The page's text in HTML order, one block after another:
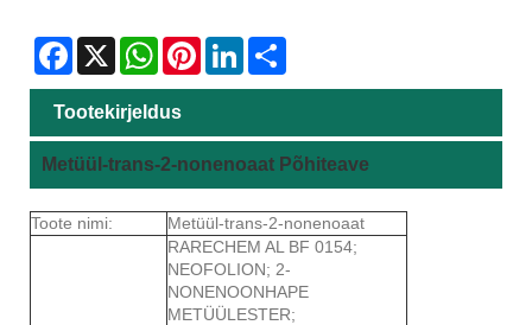
Facebook
X WhatsAppPinterestLinkedIn
Tootekirjeldus
Metüül-trans-2-nonenoaat Põhiteave
Toote nimi: Metüül-trans-2-nonenoaat
RARECHEM AL BF 0154;
NEOFOLION; 2-
NONENOONHAPE
METÜÜLESTER;